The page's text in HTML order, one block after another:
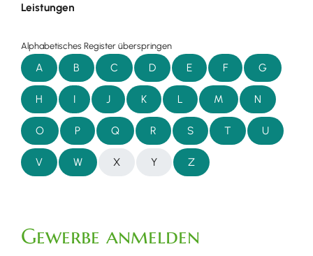
Leistungen
Alphabetisches Register überspringen
A B C D E F G
H I J K L M N
O P Q R S T U
V W X Y Z
Gewerbe anmelden